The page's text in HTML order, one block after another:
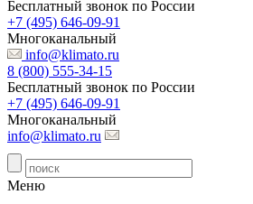
Бесплатный звонок по России
+7 (495) 646-09-91
Многоканальный
info@klimato.ru
8 (800) 555-34-15
Бесплатный звонок по России
+7 (495) 646-09-91
Многоканальный
info@klimato.ru
Меню